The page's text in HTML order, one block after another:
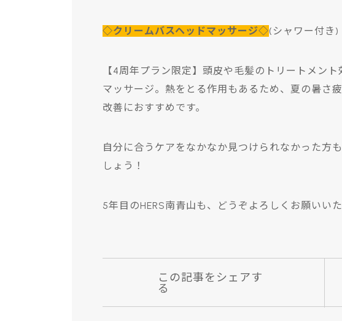
◇クリームバスヘッドマッサージ◇(シャワー付き)
【4周年プラン限定】頭皮や毛髪のトリートメン
マッサージ。熱をとる作用もあるため、夏の暑さ
改善におすすめです。
自分に合うケアをなかなか見つけられなかった方
しょう！
5年目のHERS南青山も、どうぞよろしくお願いい
この記事をシェアす
る